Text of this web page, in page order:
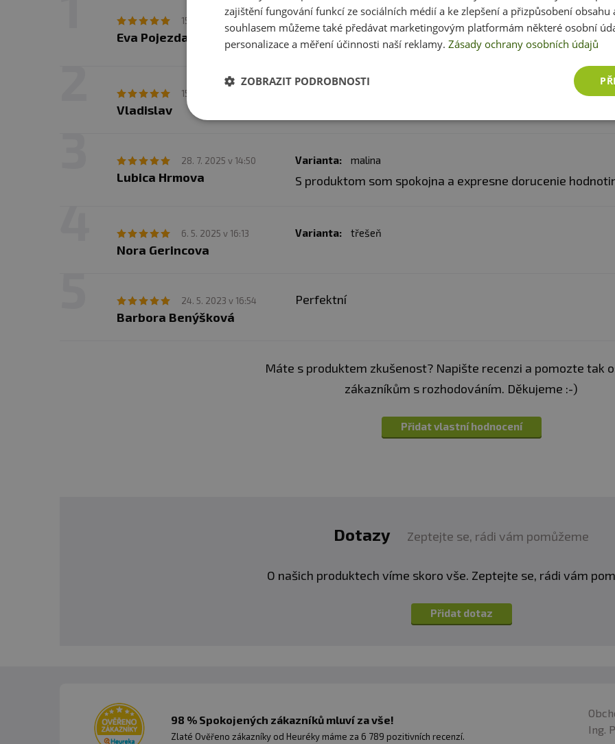
musejí počítat s kůrou 6 až 9 měsíců.
Vláknina 0,4 g < 0,1 g
15. 9. 2025 v 17:04
Eva Pojezdalová Som nadmieru spokojná, odporúčam ??
15. 8. 2025 v 10:44
Vladislav
28. 7. 2025 v 14:50
Lubica Hrmova
Varianta: malina
S produktom som spokojna a expresne dorucenie
6. 5. 2025 v 16:13
Nora Gerincova
Varianta: třešeň
24. 5. 2023 v 16:54
Barbora Benýšková
Perfektní
Máte s produktem zkušenost? Napište recenzi a pomozte tak
zákazníkům s rozhodováním. Děkujeme :-)
Přidat vlastní hodnocení
Dotazy Zeptejte se, rádi vám pomůžeme
O našich produktech víme skoro vše. Zeptejte se, rádi vám
Přidat dotaz
98 % Spokojených zákazníků mluví za vše!
Zlaté Ověřeno zákazníky od Heuréky máme za 6 789 pozitivních recenzí.
Ing.
zajištění fungování funkcí ze sociálních médií a ke zlepšení a přizpůsobení obsahu
souhlasem můžeme také předávat marketingovým platformám některé osobní
personalizace a měření účinnosti naší reklamy. Zásady ochrany osobních údajů
ZOBRAZIT PODROBNOSTI